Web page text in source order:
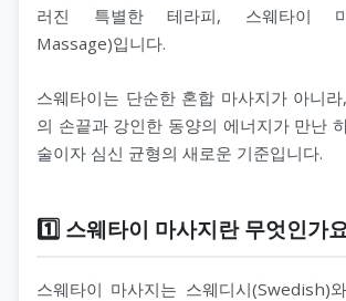
러진 특별한 테라피, 스웨타이 마
Massage)입니다.
스웨타이는 단순한 혼합 마사지가 아니
의 손끝과 강인한 동양의 에너지가 만난
술이자 심신 균형의 새로운 기준입니다.
1️⃣ 스웨타이 마사지란 무엇인가
스웨타이 마사지는 스웨디시(Swedish)